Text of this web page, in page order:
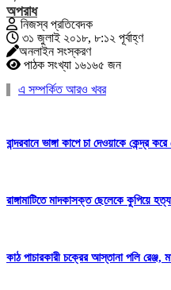
অপরাধ
নিজস্ব প্রতিবেদক
৩১ জুলাই ২০১৮, ৮:১২ পূর্বাহ্ণ
অনলাইন সংস্করণ
পাঠক সংখ্যা ১৬১৬৫ জন
এ সম্পর্কিত আরও খবর
বান্দরবানে ভাঙ্গা কাপে চা দেওয়াকে কেন্দ্র
রাঙ্গামাটিতে মাদকাসক্ত ছেলেকে কুপিয়ে
কাঠ পাচারকারী চক্রের আস্তানা পলি রেঞ্জ,